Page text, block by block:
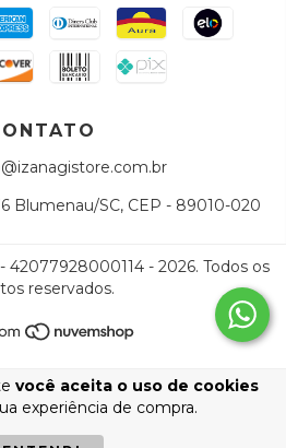
você aceita o uso de cookies
experiência de compra.
Blumenau/SC, CEP - 89010-020
- 2026. Todos os
reservados.